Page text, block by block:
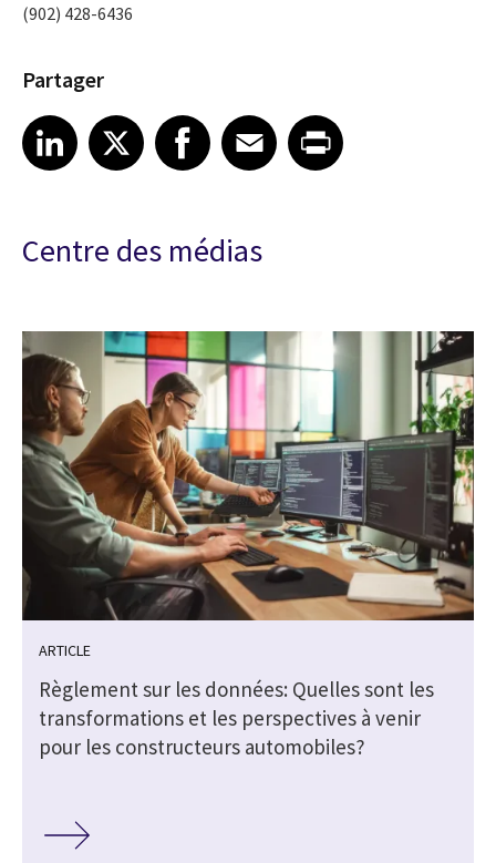
(902) 428-6436
Partager
Share article on LinkedIn
LinkedIn
Share article on XShare article on Facebook
Facebook
Share article on Email
EmailShare article on Print
Centre des médias
ARTICLE
Règlement sur les données: Quelles sont les
transformations et les perspectives à venir
pour les constructeurs automobiles?